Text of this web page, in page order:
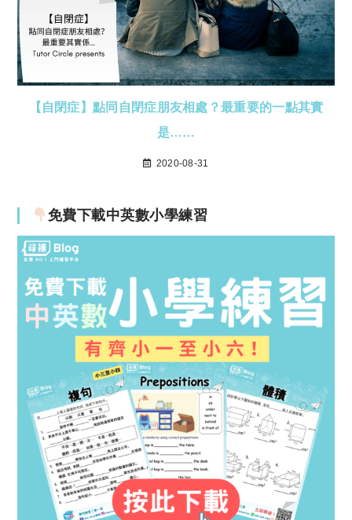
【自閉症】點同自閉症朋友相處？最重要的一點其實
是……
2020-08-31
免費下載中英數小學練習